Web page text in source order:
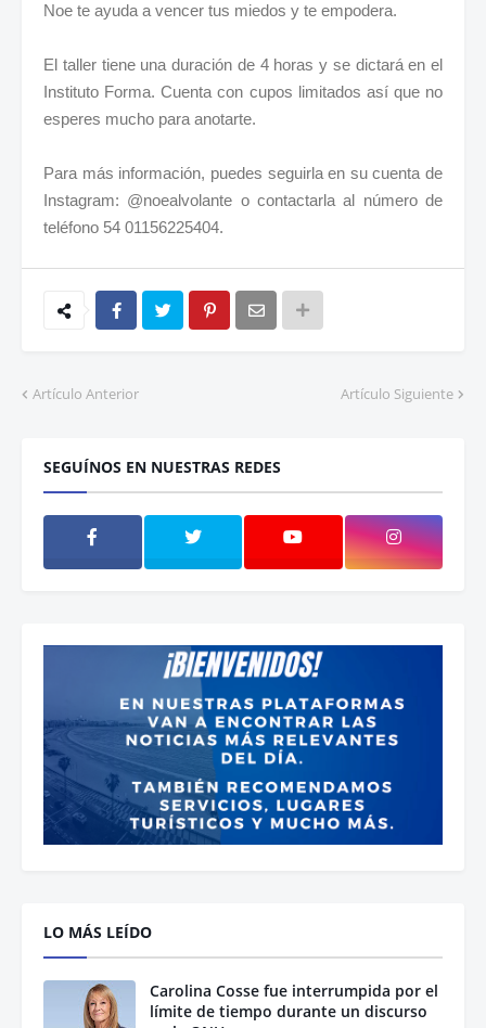
Noe te ayuda a vencer tus miedos y te empodera.
El taller tiene una duración de 4 horas y se dictará en el
Instituto Forma. Cuenta con cupos limitados así que no
esperes mucho para anotarte.
Para más información, puedes seguirla en su cuenta de
Instagram: @noealvolante o contactarla al número de
teléfono 54 01156225404.
Artículo Anterior Artículo Siguiente
SEGUÍNOS EN NUESTRAS REDES
LO MÁS LEÍDO
Carolina Cosse fue interrumpida por el
límite de tiempo durante un discurso